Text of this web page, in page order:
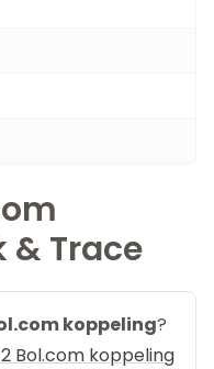
& Trace
koppeling?
Bol.com koppeling